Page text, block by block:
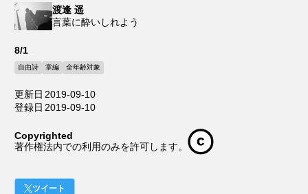
渡逢 遥
言葉に酔いしれよう
8/1
自由詩 掌編 全年齢対象
更新日 2019-09-10
登録日 2019-09-10
Copyrighted
著作権法内での利用のみを許可します。
ツイート